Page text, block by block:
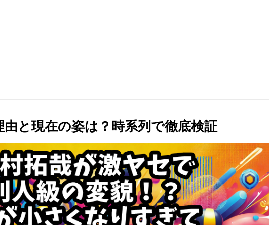
と現在の姿は？時系列で徹底検証